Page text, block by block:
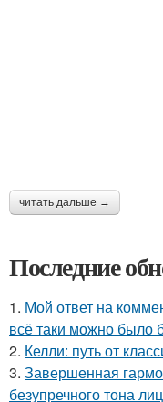
читать дальше →
Последние
1. Мой ответ на
всё таки можно было
2. Келли: путь от
3. Завершенная
безупречного тона